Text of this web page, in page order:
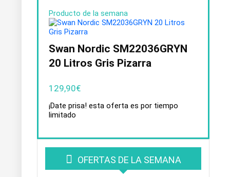
Producto de la semana
Swan Nordic SM22036GRYN
20 Litros Gris Pizarra
129,90€
¡Date prisa! esta oferta es por tiempo
limitado
OFERTAS DE LA SEMANA